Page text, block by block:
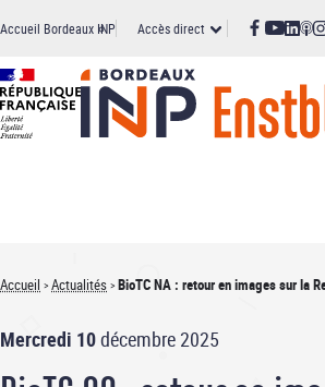
au
principal
Accueil Bordeaux INPAccès
direct
Accès direct
d'Ariane
Accueil Actualités BioTC NA : retour en images sur la
Mercredi 10décembre 2025